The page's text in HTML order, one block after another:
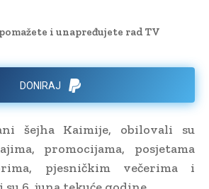
i unapređujete rad TV
DONIRAJ
šejha Kaimije, obilovali su
promocijama, posjetama
pjesničkim večerima i